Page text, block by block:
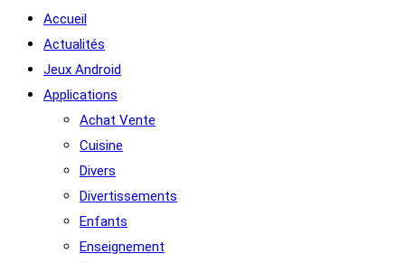
Accueil
Actualités
Jeux Android
Applications
Achat Vente
Cuisine
Divers
Divertissements
Enfants
Enseignement